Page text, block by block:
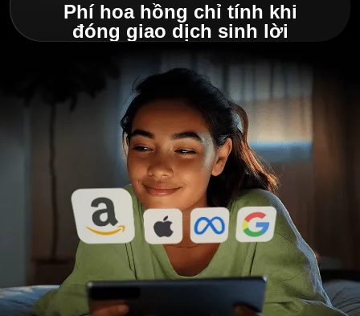
Phí hoa hồng chỉ tính khi
đóng giao dịch sinh lời